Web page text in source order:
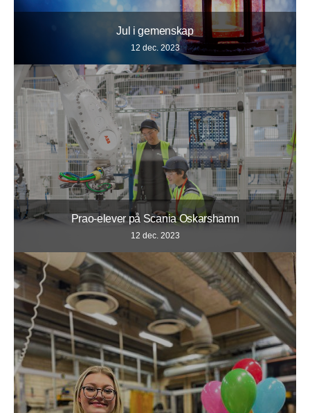
Jul i gemenskap
12 dec. 2023
Prao-elever på Scania Oskarshamn
12 dec. 2023